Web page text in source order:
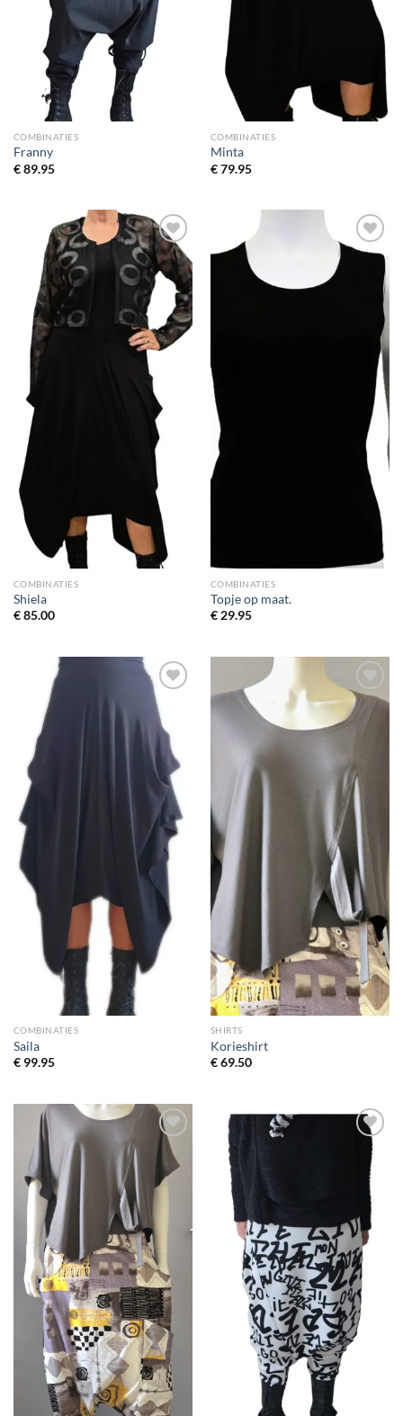
COMBINATIES
Franny
€89.95
COMBINATIES
Minta
€79.95
Toevoegen
aan
wenslijst
COMBINATIES
Shiela
€85.00
Toevoegen
COMBINATIES
Topje op maat.
€29.95
Toevoegen
aan
wenslijst
COMBINATIES
Saila
€99.95
Toevoegen
aan
wenslijst
SHIRTS
Korieshirt
€69.50
Toevoegen
wenslijst
Toevoegen
wenslijst